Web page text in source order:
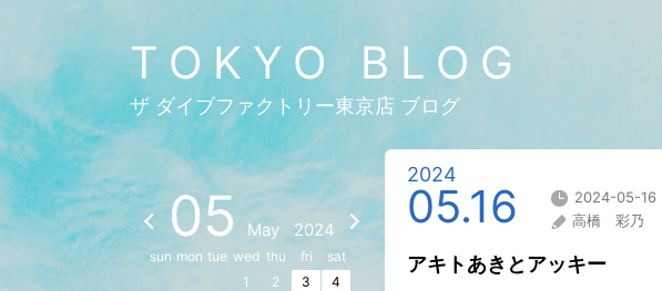
TOKYO BLOG
ザ ダイブファクトリー東京店 ブログ
2024
05.16
2024-05-16
高橋 彩乃
アキトあきとアッキー
05 May 2024
sun mon tue wed thu fri
sat
1
2 3
4